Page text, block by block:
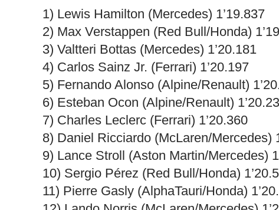
1) Lewis Hamilton (Mercedes) 1’19.837
2) Max Verstappen (Red Bull/Honda)
3) Valtteri Bottas (Mercedes) 1’20.181
4) Carlos Sainz Jr. (Ferrari) 1’20.197
5) Fernando Alonso (Alpine/Renault)
6) Esteban Ocon (Alpine/Renault)
7) Charles Leclerc (Ferrari) 1’20.360
8) Daniel Ricciardo (McLaren/Mercedes)
9) Lance Stroll (Aston Martin/Mercedes)
10) Sergio Pérez (Red Bull/Honda)
11) Pierre Gasly (AlphaTauri/Honda)